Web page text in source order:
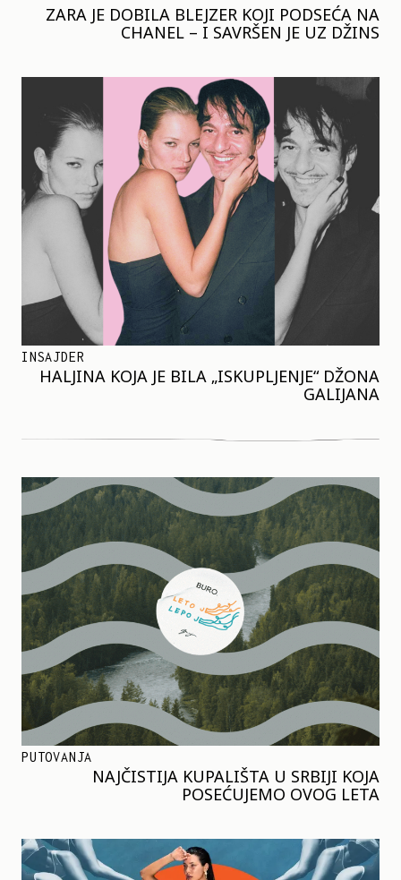
ZARA JE DOBILA BLEJZER KOJI PODSEĆA NA
CHANEL – I SAVRŠEN JE UZ DŽINS
INSAJDER
HALJINA KOJA JE BILA „ISKUPLJENJE“ DŽONA
GALIJANA
PUTOVANJA
NAJČISTIJA KUPALIŠTA U SRBIJI KOJA
POSEĆUJEMO OVOG LETA